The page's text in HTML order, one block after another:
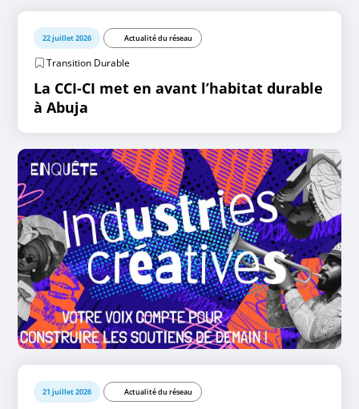
22 juillet 2026 Actualité du réseau
Transition Durable
La CCI-CI met en avant l’habitat durable
à Abuja
21 juillet 2026 Actualité du réseau